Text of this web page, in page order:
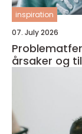
inspiration
07. July 2026
årsaker og